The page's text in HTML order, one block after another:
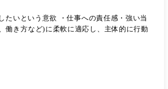
・【情報・通信】次世代データ連携プラッ
システム構想支援 ●プロジェクトマネジメ
いという意欲 ・仕事への責任感・強い当
働き方など)に柔軟に適応し、主体的に行動